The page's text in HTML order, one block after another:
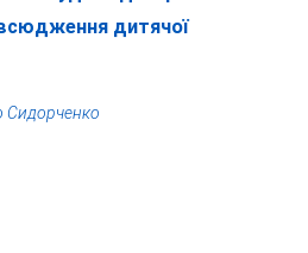
дитячої
Сидорченко